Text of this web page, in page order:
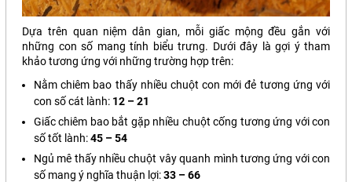
Dựa trên quan niệm dân gian, mỗi giấc mộng đều gắn với
những con số mang tính biểu trưng. Dưới đây là gợi ý tham
khảo tương ứng với những trường hợp trên:
Nằm chiêm bao thấy nhiều chuột con mới đẻ tương ứng với
con số cát lành: 12 – 21
Giấc chiêm bao bắt gặp nhiều chuột cống tương ứng với con
số tốt lành:45 – 54
Ngủ mê thấy nhiều chuột vây quanh mình tương ứng với con
số mang ý nghĩa thuận lợi:33 – 66